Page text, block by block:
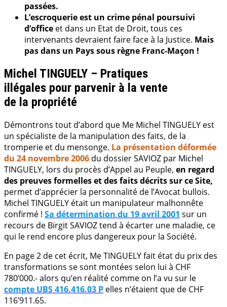
passées.
L’escroquerie est un crime pénal poursuivi
d’office et dans un Etat de Droit, tous ces
intervenants devraient faire face à la Justice. Mais
pas dans un Pays sous règne Franc-Maçon !
Michel TINGUELY – Pratiques
illégales pour parvenir à la vente
de la propriété
Démontrons tout d’abord que Me Michel TINGUELY est
un spécialiste de la manipulation des faits, de la
tromperie et du mensonge. La présentation déformée
du 24 novembre 2006 du dossier SAVIOZ par Michel
TINGUELY, lors du procès d’Appel au Peuple, en regard
des preuves formelles et des faits décrits sur ce Site,
permet d’apprécier la personnalité de l’Avocat bullois.
Michel TINGUELY était un manipulateur malhonnête
confirmé ! Sa détermination du 19 avril 2001 sur un
recours de Birgit SAVIOZ tend à écarter une maladie, ce
qui le rend encore plus dangereux pour la Société.
En page 2 de cet écrit, Me TINGUELY fait état du prix des
transformations se sont montées selon lui à CHF
780’000.- alors qu’en réalité comme on l’a vu sur le
compte UBS 416.416.03 P elles n’étaient que de CHF
116’911.65.